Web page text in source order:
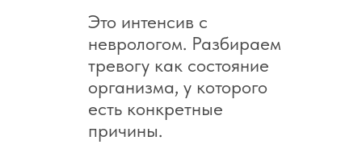
Это интенсив с
неврологом. Разбираем
тревогу как состояние
организма, у которого
есть конкретные
причины.